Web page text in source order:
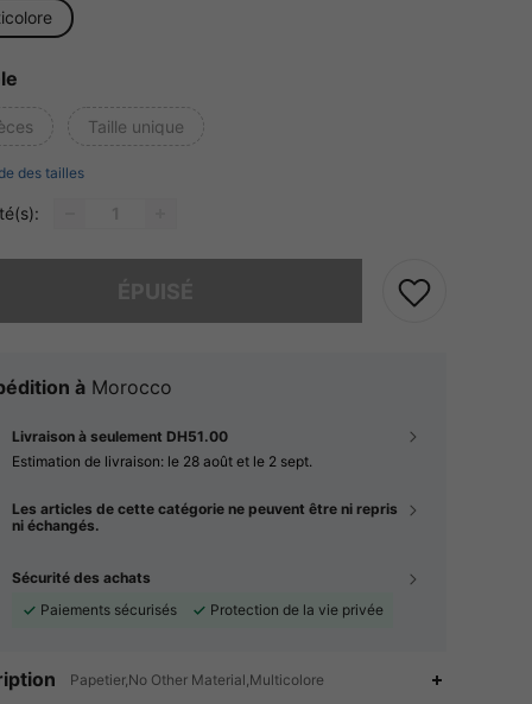
Taille unique
des tailles
à Morocco
Livraison à seulement DH51.00
Estimation de livraison: le 28 août et le 2 sept.
Les articles de cette catégorie ne peuvent être ni repris
ni échangés.
Sécurité des achats
Paiements sécurisés
Protection de la vie privée
Papetier,No Other Material,Multicolore